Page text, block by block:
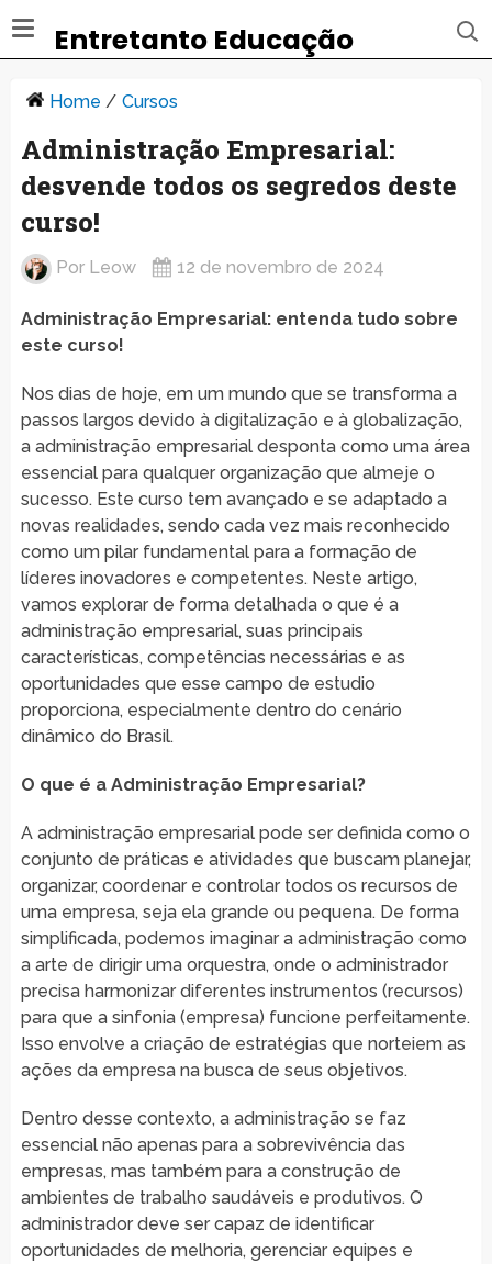
Entretanto Educação
Home / Cursos
Administração Empresarial:
desvende todos os segredos deste
curso!
Por Leow 12 de novembro de 2024
Administração Empresarial: entenda tudo sobre
este curso!
Nos dias de hoje, em um mundo que se transforma a
passos largos devido à digitalização e à globalização,
a administração empresarial desponta como uma área
essencial para qualquer organização que almeje o
sucesso. Este curso tem avançado e se adaptado a
novas realidades, sendo cada vez mais reconhecido
como um pilar fundamental para a formação de
líderes inovadores e competentes. Neste artigo,
vamos explorar de forma detalhada o que é a
administração empresarial, suas principais
características, competências necessárias e as
oportunidades que esse campo de estudio
proporciona, especialmente dentro do cenário
dinâmico do Brasil.
O que é a Administração Empresarial?
A administração empresarial pode ser definida como o
conjunto de práticas e atividades que buscam planejar,
organizar, coordenar e controlar todos os recursos de
uma empresa, seja ela grande ou pequena. De forma
simplificada, podemos imaginar a administração como
a arte de dirigir uma orquestra, onde o administrador
precisa harmonizar diferentes instrumentos (recursos)
para que a sinfonia (empresa) funcione perfeitamente.
Isso envolve a criação de estratégias que norteiem as
ações da empresa na busca de seus objetivos.
Dentro desse contexto, a administração se faz
essencial não apenas para a sobrevivência das
empresas, mas também para a construção de
ambientes de trabalho saudáveis e produtivos. O
administrador deve ser capaz de identificar
oportunidades de melhoria, gerenciar equipes e